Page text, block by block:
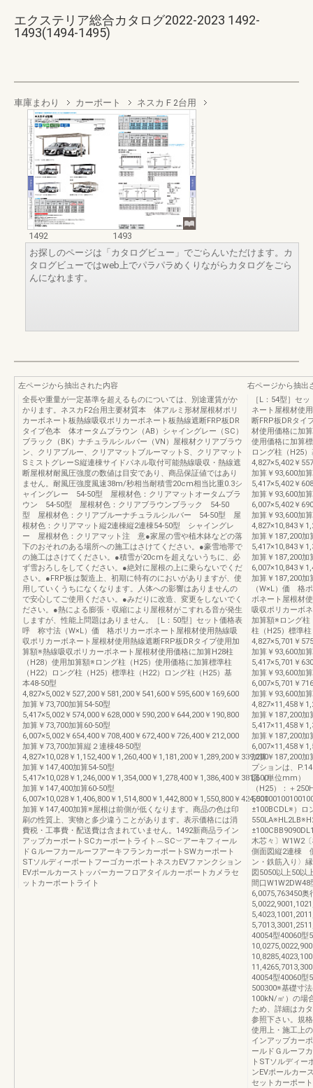
エクステリア総合カタログ2022-2023 1492-
1493(1494-1495)
車庫まわり カーポート ネスカ F 2台用
1492
1493
お探しのページは「カタログビュー」でごらんいただけます。カ
タログビューではweb上でパラパラめくりながらカタログをごら
んになれます。
左ページから抽出された内容
全長や重量が一定基準を超えるものについては、別途運賃がか
かります。ネスカF2台用主要材質本 体アルミ形材屋根材ポリ
カーボネート板熱線吸収ポリカーボネート板熱線遮断FRP板DR
タイプ色本 体オータムブラウン（AB）シャイングレー（SC）
ブラック（BK）ナチュラルシルバー（VN）屋根材クリアブラウ
ン、クリアブルー、クリアマットブルーマットS、クリアマット
SミストグレーS縦連棟サイドパネル取付可能熱線吸収・熱線遮
断屋根材耐風圧強度の数値は目安であり、商品保証値ではあり
ません。耐風圧強度風速38m/秒相当耐積雪20cm相当比重0.3シ
ャイングレー 54-50型 屋根材色：クリアマットオータムブラ
ウン 54-50型 屋根材色：クリアブラウンブラック 54-50
型 屋根材色：クリアブルーナチュラルシルバー 54-50型 屋
根材色：クリアマット縦2連棟縦2連棟54-50型 シャイングレ
ー 屋根材色：クリアマット注 意●家屋の雪や植木鉢などの落
下のおそれのある場所への施工はさけてください。●豪雪地帯で
の施工はさけてください。●積雪が20cmを超えないうちに、必
ず雪おろしをしてください。●絶対に屋根の上に乗らないでくだ
さい。●FRP板は製造上、初期に特有のにおいがありますが、使
用していくうちになくなります。人体への影響はありませんの
で安心してご使用ください。●みだりに改造、変更をしないでく
ださい。●熱による膨張・収縮により屋根材がこすれる音が発生
しますが、性能上問題はありません。［L：50型］セット価格表
呼 称寸法（W×L）価 格ポリカーボネート屋根材使用熱線吸
収ポリカーボネート屋根材使用熱線遮断FRP板DRタイプ使用加
算額※熱線吸収ポリカーボネート屋根材使用価格に加算H28柱
（H28）使用加算額※ロング柱（H25）使用価格に加算標準柱
（H22）ロング柱（H25）標準柱（H22）ロング柱（H25）基
本48-50型
4,827×5,002￥527,200￥581,200￥541,600￥595,600￥169,600
加算￥73,700加算54-50型
5,417×5,002￥574,000￥628,000￥590,200￥644,200￥190,800
加算￥73,700加算60-50型
6,007×5,002￥654,400￥708,400￥672,400￥726,400￥212,000
加算￥73,700加算縦２連棟48-50型
4,827×10,028￥1,152,400￥1,260,400￥1,181,200￥1,289,200￥339,200
加算￥147,400加算54-50型
5,417×10,028￥1,246,000￥1,354,000￥1,278,400￥1,386,400￥381,600
加算￥147,400加算60-50型
6,007×10,028￥1,406,800￥1,514,800￥1,442,800￥1,550,800￥424,000
加算￥147,400加算※屋根は前側が低くなります。商品の色は印
刷の性質上、実物と多少違うことがあります。表示価格には消
費税・工事費・配送費は含まれていません。1492新商品ライン
アップカーポートSCカーポートライト︵SC︶アーキフィール
ドＧルーフカールーフアーキフランカーポートSWカーポート
STソルディーポートフーゴカーポートネスカEVファンクション
EVポールカーストッパーカーフロアタイルカーポートカメラセ
ットカーポートライト
右ページから抽出
［L：54型］セ
ネート屋根材使
断FRP板DRタイ
材使用価格に加
使用価格に加算
ロング柱（H25
4,827×5,402￥
加算￥93,600加
5,417×5,402￥
加算￥93,600加
6,007×5,402￥
加算￥93,600加
4,827×10,843￥
加算￥187,200加
5,417×10,843￥
加算￥187,200加
6,007×10,843￥
加算￥187,200
（W×L）価 格
ボネート屋根材
吸収ポリカーボ
加算額※ロング柱
柱（H25）標準
4,827×5,701￥
加算￥93,600加
5,417×5,701￥
加算￥93,600加
6,007×5,701￥
加算￥93,600加
4,827×11,458￥
加算￥187,200加
5,417×11,458￥
加算￥187,200加
6,007×11,458￥
加算￥187,200加
プションは、
図（単位mm）
（H25）：＋
±100BCDL※）ロ
木芯々〕W1W2
側面図縦2連棟
ン・鉄筋入り〉
図5050以上50以
間口
6,0075,763450
40054型40060型
40054型40060型
500300※基礎寸
100kN/㎡）の場
ため、詳細はカ
参照下さい。規
使用上・施工上
インアップカー
ールドＧルーフ
トSTソルディー
ンEVポールカー
セットカーポー